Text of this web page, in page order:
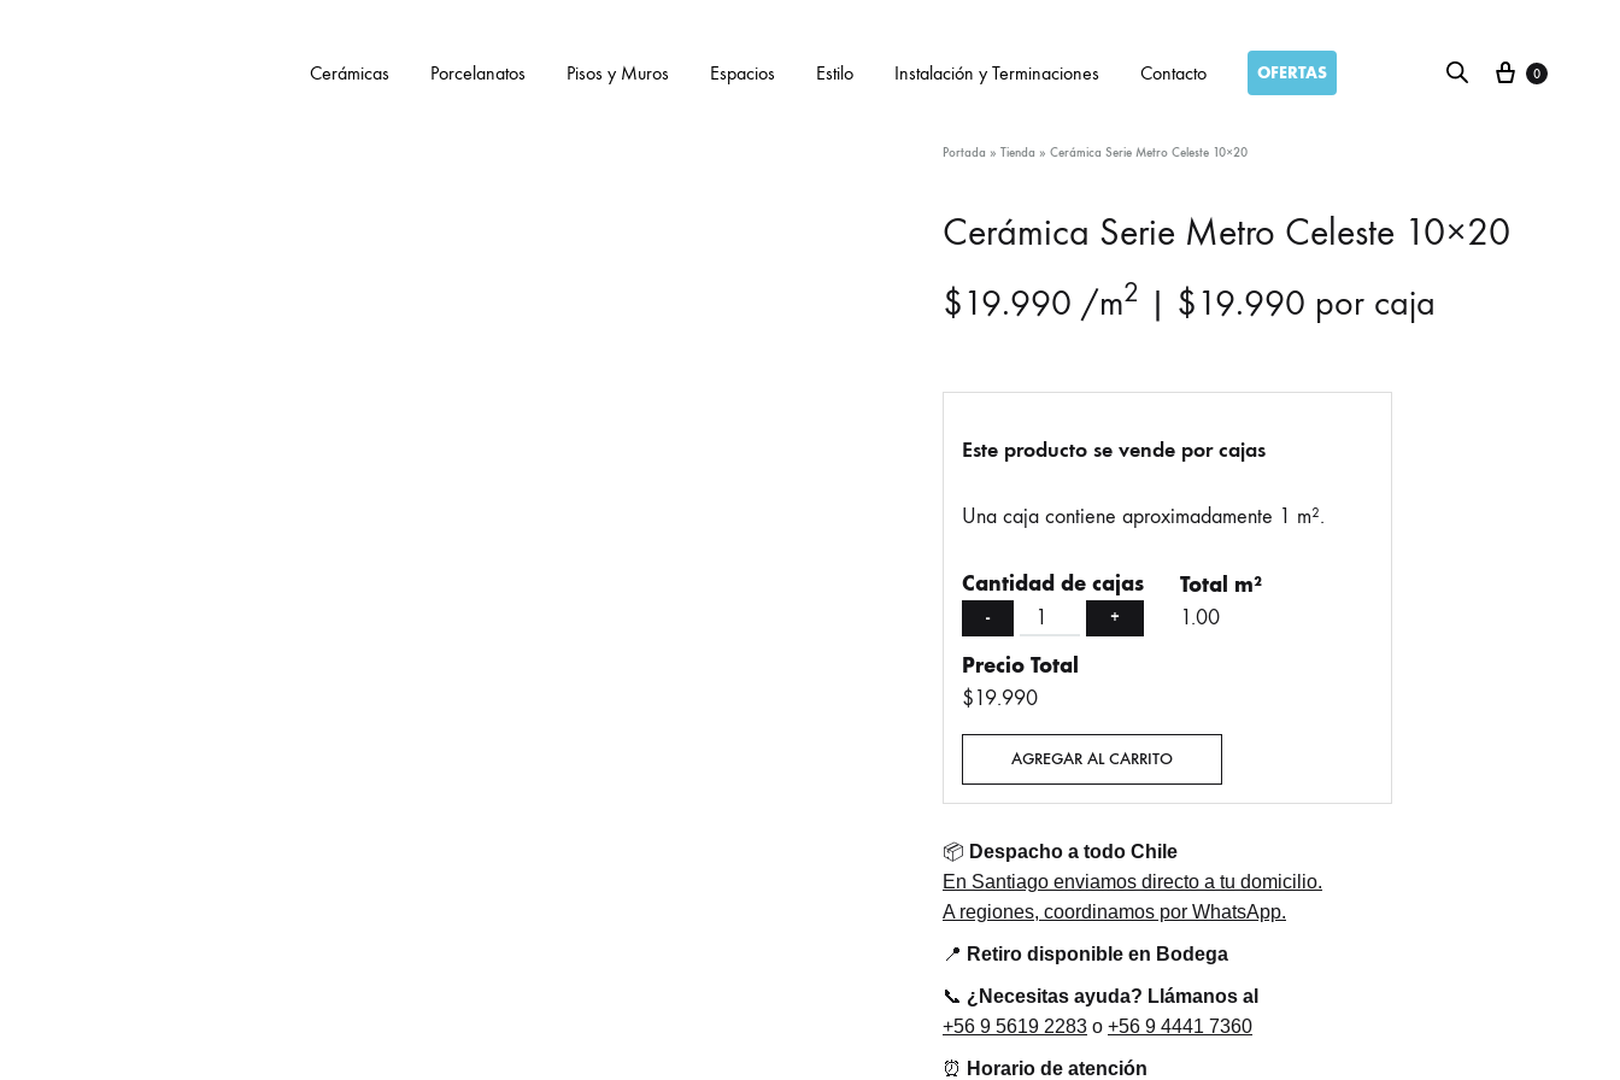
Cerámicas Porcelanatos Pisos y Muros Espacios Estilo Instalación y Terminaciones Contacto OFERTAS Carro
0
Portada » Tienda » Cerámica Serie Metro Celeste 10×20
Cerámica Serie Metro Celeste 10×20
$19.990 /m2 | $19.990 por caja
Este producto se vende por cajas
Una caja contiene aproximadamente 1 m².
Cantidad de cajas
- +
Total m²
1.00
Precio Total
$19.990
AGREGAR AL CARRITO
📦 Despacho a todo Chile
En Santiago enviamos directo a tu domicilio.
A regiones, coordinamos por WhatsApp.
📍 Retiro disponible en Bodega
📞 ¿Necesitas ayuda? Llámanos al
+56 9 5619 2283 o +56 9 4441 7360
⏰ Horario de atención